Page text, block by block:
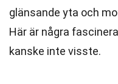
glänsande yta och
Här är några
kanske inte visste.